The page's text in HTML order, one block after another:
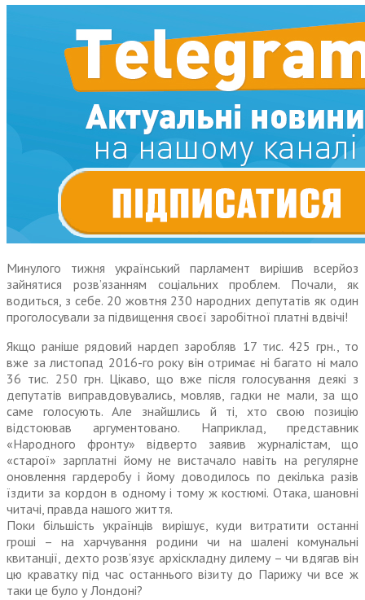
Минулого тижня український парламент вирішив всерйоз
зайнятися розв’язанням соціальних проблем. Почали, як
водиться, з себе. 20 жовтня 230 народних депутатів як один
проголосували за підвищення своєї заробітної платні вдвічі!
Якщо раніше рядовий нардеп зароб­ляв 17 тис. 425 грн., то
вже за листопад 2016-го року він отримає ні багато ні мало
36 тис. 250 грн. Цікаво, що вже після голосування деякі з
депутатів виправдовувались, мовляв, гадки не мали, за що
саме голосують. Але знайшлись й ті, хто свою позицію
відстоював аргументовано. Наприклад, представник
«Народного фронту» відверто заявив журналістам, що
«старої» зарплатні йому не вистачало навіть на регулярне
оновлення гардеробу і йому доводилось по декілька разів
їздити за кордон в одному і тому ж костюмі. Отака, шановні
читачі, правда нашого життя.
Поки більшість українців вирішує, куди витратити останні
гроші – на харчування родини чи на шалені комунальні
квитанції, дехто розв’язує архіскладну дилему – чи вдягав він
цю краватку під час останнього візиту до Парижу чи все ж
таки це було у Лондоні?